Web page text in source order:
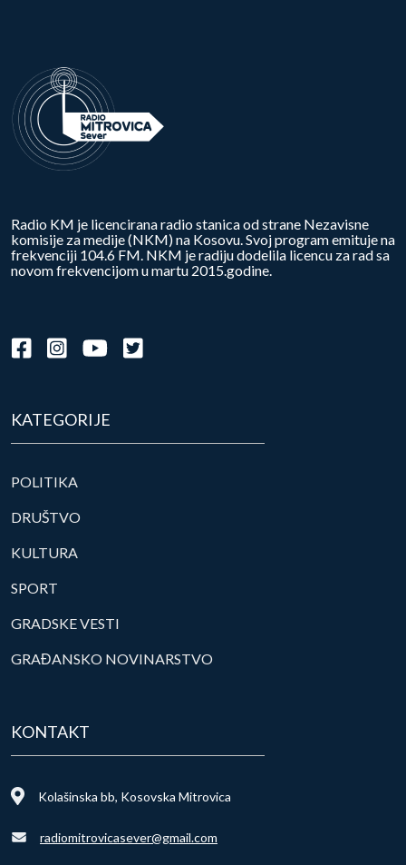
Radio KM je licencirana radio stanica od strane Nezavisne
komisije za medije (NKM) na Kosovu. Svoj program emituje na
frekvenciji 104.6 FM. NKM je radiju dodelila licencu za rad sa
novom frekvencijom u martu 2015.godine.
KATEGORIJE
POLITIKA
DRUŠTVO
KULTURA
SPORT
GRADSKE VESTI
GRAĐANSKO NOVINARSTVO
KONTAKT
Kolašinska bb, Kosovska Mitrovica
radiomitrovicasever@gmail.com